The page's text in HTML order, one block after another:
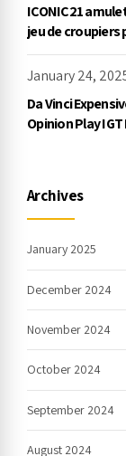
ICONIC21
jeu de
January 24,
Da Vinci
Opinion Play
Archives
January 2025
December 2024
November 2024
October 2024
September 2024
August 2024